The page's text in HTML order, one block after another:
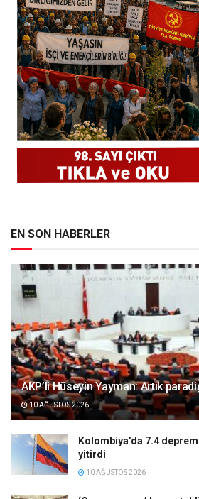
EN SON HABERLER
AKP’li Hüseyin Yayman: Artık
10 AĞUSTOS 2026
Kolombiya’da 7.4
yitirdi
10 AĞUSTOS 2026